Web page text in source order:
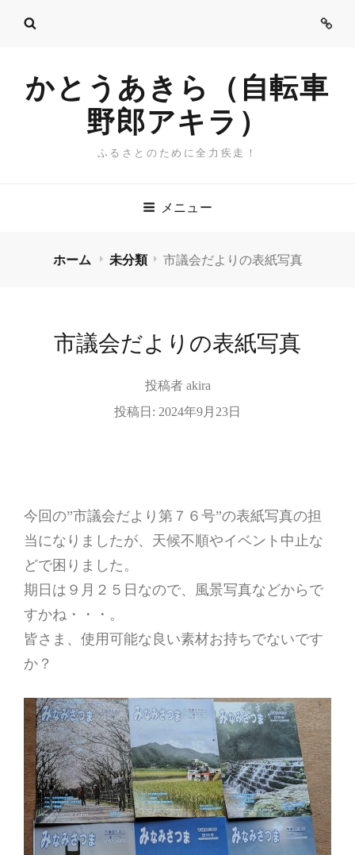
ご
かとうあきら（自転車
野郎アキラ）
ふるさとのために全力疾走！
メニュー
ホーム 未分類 市議会だよりの表紙写真
市議会だよりの表紙写真
投稿者 akira
投稿日: 2024年9月23日
今回の”市議会だより第７６号”の表紙写真の担
当になりましたが、天候不順やイベント中止な
どで困りました。
期日は９月２５日なので、風景写真などからで
すかね・・・。
皆さま、使用可能な良い素材お持ちでないです
か？